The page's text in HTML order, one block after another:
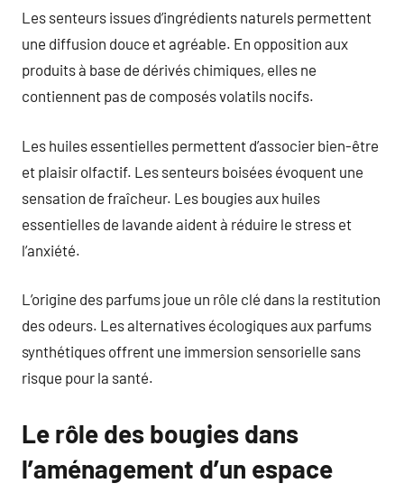
Les senteurs issues d’ingrédients naturels permettent
une diffusion douce et agréable. En opposition aux
produits à base de dérivés chimiques, elles ne
contiennent pas de composés volatils nocifs.
Les huiles essentielles permettent d’associer bien-être
et plaisir olfactif. Les senteurs boisées évoquent une
sensation de fraîcheur. Les bougies aux huiles
essentielles de lavande aident à réduire le stress et
l’anxiété.
L’origine des parfums joue un rôle clé dans la restitution
des odeurs. Les alternatives écologiques aux parfums
synthétiques offrent une immersion sensorielle sans
risque pour la santé.
Le rôle des bougies dans
l’aménagement d’un espace